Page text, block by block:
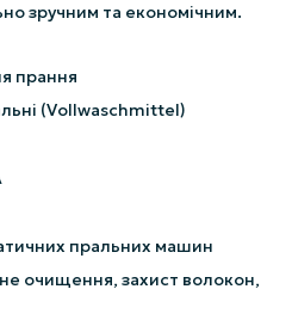
зручним та економічним.
прання
(Vollwaschmittel)
пральних машин
очищення, захист волокон,